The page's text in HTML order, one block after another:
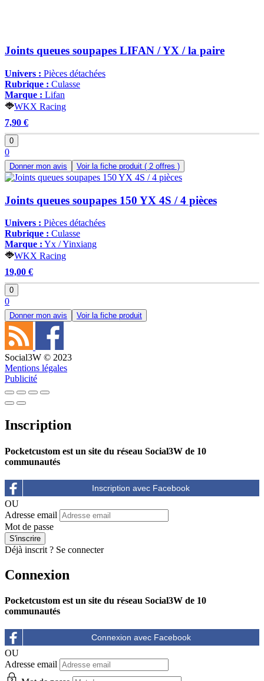
Joints queues soupapes LIFAN / YX / la paire
Univers : Pièces détachées
Rubrique : Culasse
Marque : Lifan
WKX Racing
7,90 €
0
0
Donner mon avis Voir la fiche produit ( 2 offres )
Joints queues soupapes 150 YX 4S / 4 pièces
Univers : Pièces détachées
Rubrique : Culasse
Marque : Yx / Yinxiang
WKX Racing
19,00 €
0
0
Donner mon avis Voir la fiche produit
Social3W © 2023
Mentions légales
Publicité
Inscription
Pocketcustom est un site du réseau Social3W de 10
communautés
OU
Adresse email
Mot de passe
Déjà inscrit ? Se connecter
Connexion
Pocketcustom est un site du réseau Social3W de 10
communautés
OU
Adresse email